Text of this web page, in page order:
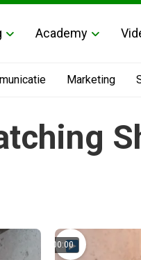
Academy
Marketing
00:00